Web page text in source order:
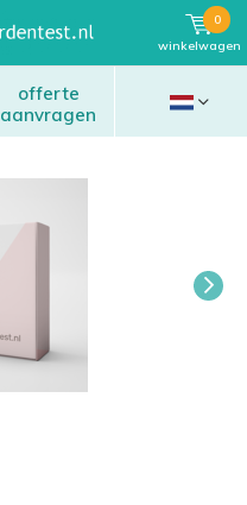
offerte
aanvragen
winkelwagen
0